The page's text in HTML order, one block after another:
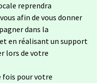
reprendra
afin de vous donner
dans la
en réalisant un support
lors de votre
fois pour votre